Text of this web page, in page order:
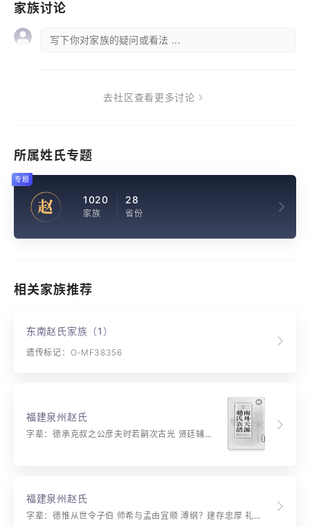
家族讨论
写下你对家族的疑问或看法 ...
去社区查看更多讨论
所属姓氏专题
赵 1020
家族
28
省份
专题
相关家族推荐
东南赵氏家族（1）
遗传标记：O-MF38356
福建泉州赵氏
字辈：德承克叔之公彦夫时若嗣次古光 贤廷辅文才广资质端庄盛传芳
福建泉州赵氏
字辈：德惟从世令子伯 师希与孟由宜顺 溥纲？建存忠厚 礼义谦和最永循